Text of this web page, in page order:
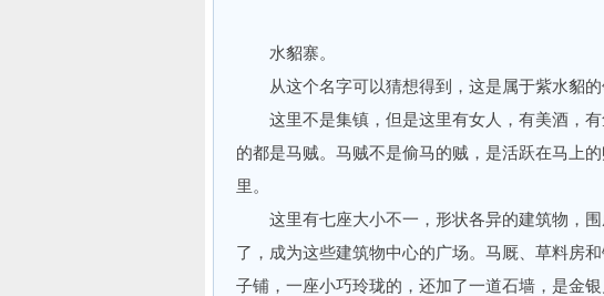
水貂寨。
从这个名字可以猜想得到，这是属于紫水貂的
这里不是集镇，但是这里有女人，有美酒，有
的都是马贼。马贼不是偷马的贼，是活跃在马上
里。
这里有七座大小不一，形状各异的建筑物，围
了，成为这些建筑物中心的广场。马厩、草料房
子铺，一座小巧玲珑的，还加了一道石墙，是金